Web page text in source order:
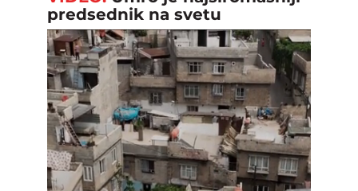
predsednik na svetu